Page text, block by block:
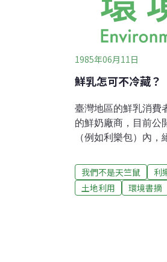
1985年06月11日
鮮乳怎可不冷藏？
臺灣地區的鮮乳消費
的鮮奶廠商，目前公
（例如利樂包）內
度以下」，也就是說
及部分玻璃瓶裝的鮮
者製造、調配、加工
者，應備有冷藏設
或有效絕緣保溫之
者，不在此限。」
我們不是天竺鼠 利
土地利用
環境書摘